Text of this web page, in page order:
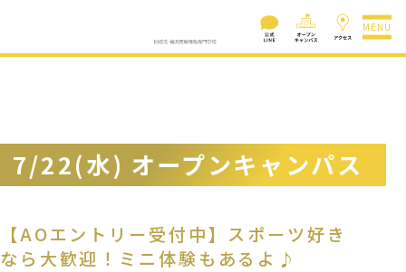
MENU
7/22(水) オープンキャンパス
【AOエントリー受付中】スポーツ好き
なら大歓迎！ミニ体験もあるよ♪